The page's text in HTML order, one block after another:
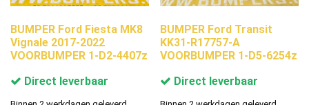
BUMPER Ford Fiesta MK8
Vignale 2017-2022
VOORBUMPER 1-D2-4407z
Direct leverbaar
BUMPER Ford Transit
KK31-R17757-A
VOORBUMPER 1-D5-6254z
Direct leverbaar